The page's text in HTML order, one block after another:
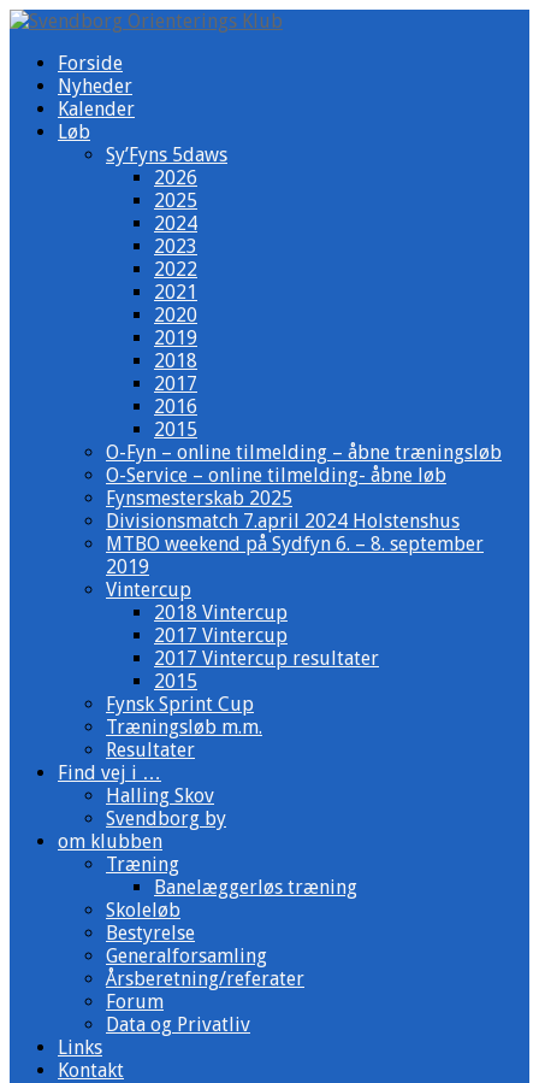
Forside
Nyheder
Kalender
Løb
Sy’Fyns 5daws
2026
2025
2024
2023
2022
2021
2020
2019
2018
2017
2016
2015
O-Fyn – online tilmelding – åbne træningsløb
O-Service – online tilmelding- åbne løb
Fynsmesterskab 2025
Divisionsmatch 7.april 2024 Holstenshus
MTBO weekend på Sydfyn 6. – 8. september
2019
Vintercup
2018 Vintercup
2017 Vintercup
2017 Vintercup resultater
2015
Fynsk Sprint Cup
Træningsløb m.m.
Resultater
Find vej i …
Halling Skov
Svendborg by
om klubben
Træning
Banelæggerløs træning
Skoleløb
Bestyrelse
Generalforsamling
Årsberetning/referater
Forum
Data og Privatliv
Links
Kontakt